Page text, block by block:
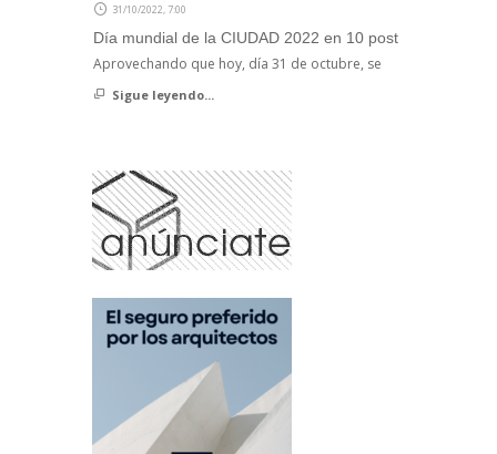
31/10/2022, 7:00
Día mundial de la CIUDAD 2022 en 10 post
Aprovechando que hoy, día 31 de octubre, se
Sigue leyendo...